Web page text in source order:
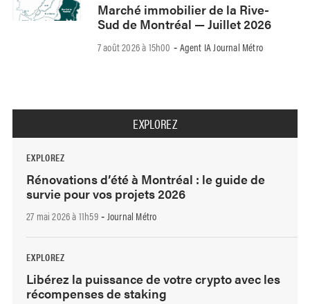
Marché immobilier de la Rive-
Sud de Montréal — Juillet 2026
7 août 2026 à 15h00 - Agent IA Journal Métro
EXPLOREZ
EXPLOREZ
Rénovations d’été à Montréal : le guide de
survie pour vos projets 2026
27 mai 2026 à 11h59- Journal Métro
EXPLOREZ
Libérez la puissance de votre crypto avec les
récompenses de staking